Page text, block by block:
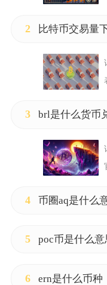
2 比特币交易量
3 brl是什么货币
4 币圈aq是什么
5 poc币是什么意
6 ern是什么币种